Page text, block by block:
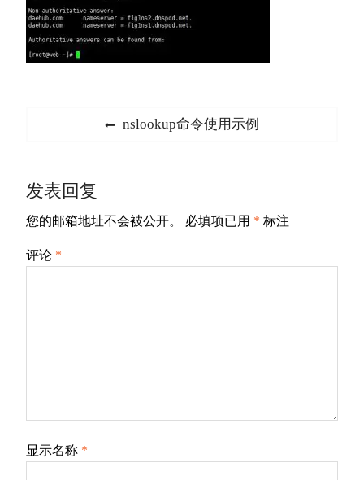
航
Previous
nslookup命令使用示例
发表回复
您的邮箱地址不会被公开。 必填项已用 * 标注
评论 *
显示名称 *